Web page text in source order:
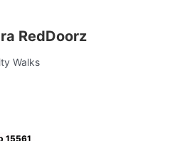
RedDoorz
Walks
15561